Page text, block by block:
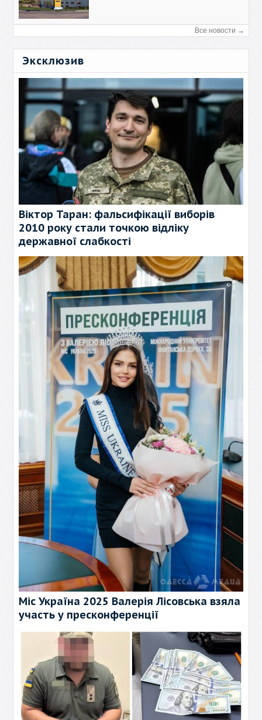
Все новости →
Эксклюзив
Віктор Таран: фальсифікації виборів
2010 року стали точкою відліку
державної слабкості
Міс Україна 2025 Валерія Лісовська взяла
участь у пресконференції